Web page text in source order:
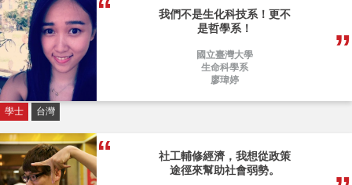
我們不是生化科技系！更不
是哲學系！
國立臺灣大學
生命科學系
廖瑋婷
學士 台灣
社工輔修經濟，我想從政策
途徑來幫助社會弱勢。